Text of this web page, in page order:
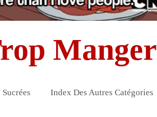
Manger
Index Des Autres Catégories